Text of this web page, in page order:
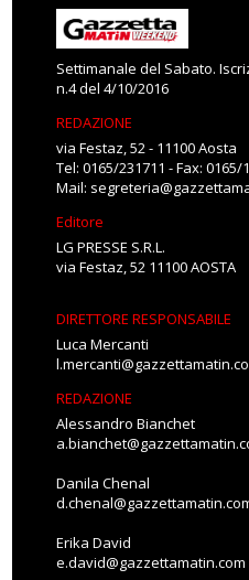
Settimanale del Sabato.
n.4 del 4/10/2016
REDAZIONE
via Festaz, 52 - 11100 Aosta
Tel: 0165/231711 - Fax: 0165/
Mail:
Editore
LG PRESSE S.R.L.
via Festaz, 52 11100 AOSTA
DIRETTORE RESPONSABILE
Luca Mercanti
REDAZIONE
Alessandro Bianchet
Danila Chenal
Erika David
e.david@gazzettamatin.com